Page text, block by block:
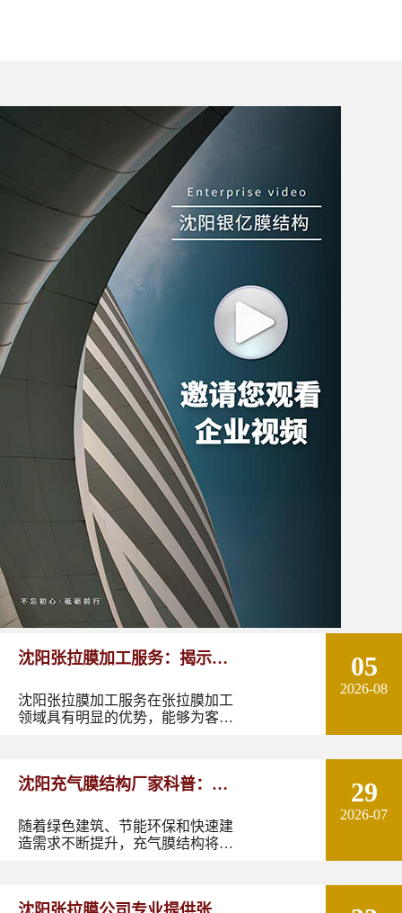
沈阳张拉膜加工服务：揭示张
拉膜加工的实用优势
沈阳张拉膜加工服务在张拉膜加工
领域具有明显的优势，能够为客户
发出独特的魅力。
05
2026-08
沈阳充气膜结构厂家科普：了
解充气膜建筑优势、价格及应
用领域
随着绿色建筑、节能环保和快速建
造需求不断提升，充气膜结构将在
29
2026-07